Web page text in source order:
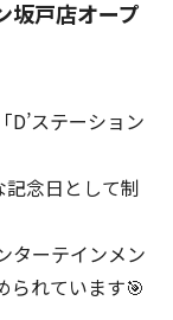
坂戸店オープ
ステーション
念日として制
ターテインメン
られています🎯